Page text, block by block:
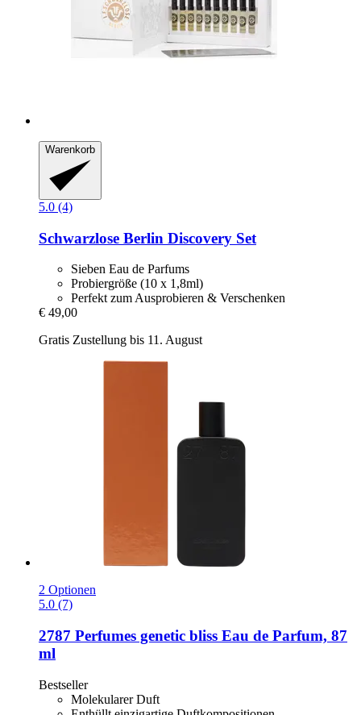
Warenkorb
5.0 (4)
Schwarzlose Berlin Discovery Set
Sieben Eau de Parfums
Probiergröße (10 x 1,8ml)
Perfekt zum Ausprobieren & Verschenken
€ 49,00
Gratis Zustellung bis 11. August
2 Optionen
5.0 (7)
2787 Perfumes genetic bliss Eau de Parfum, 87
ml
Bestseller
Molekularer Duft